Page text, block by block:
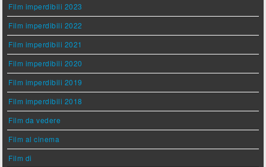
Film imperdibili 2023
Film imperdibili 2022
Film imperdibili 2021
Film imperdibili 2020
Film imperdibili 2019
Film imperdibili 2018
Film da vedere
Film al cinema
Film di